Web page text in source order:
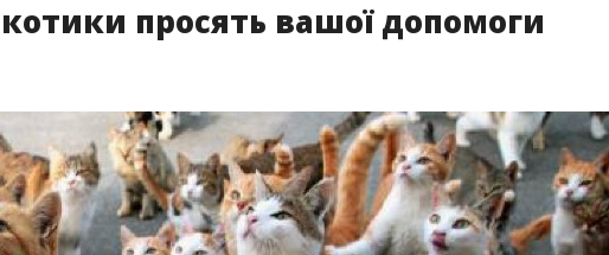
просять вашої допомоги